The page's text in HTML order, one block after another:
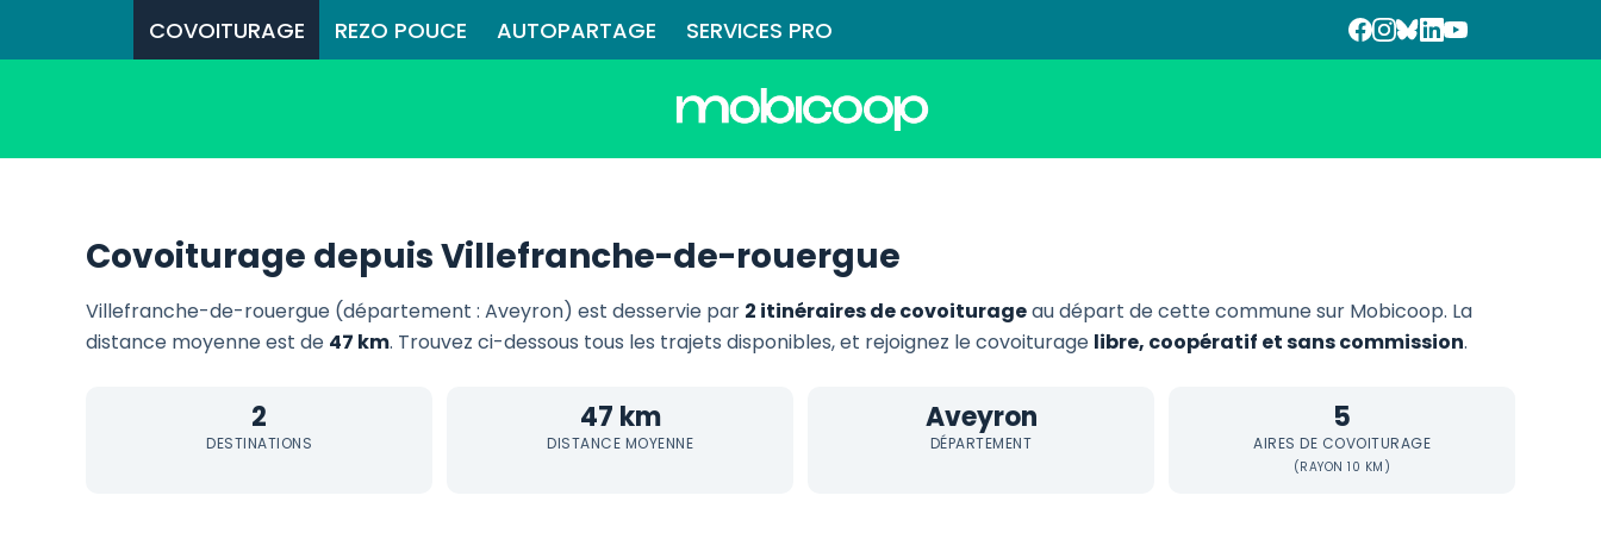
COVOITURAGE REZO POUCE AUTOPARTAGE SERVICES PRO
Covoiturage depuis Villefranche-de-rouergue
Villefranche-de-rouergue (département : Aveyron) est desservie par 2 itinéraires de covoiturageau départ de cette commune sur Mobicoop. La
distance moyenne est de 47 km. Trouvez ci-dessous tous les trajets disponibles, et rejoignez le covoiturage libre, coopératif et sans commission.
2
DESTINATIONS
47 km
DISTANCE MOYENNE
Aveyron
DÉPARTEMENT
5
AIRES DE COVOITURAGE
(RAYON 10 KM)